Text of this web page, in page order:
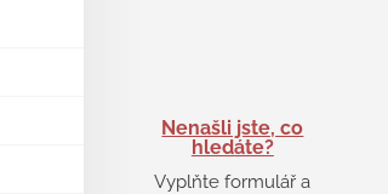
Nenašli jste, co
hledáte?
Vyplňte formulář a